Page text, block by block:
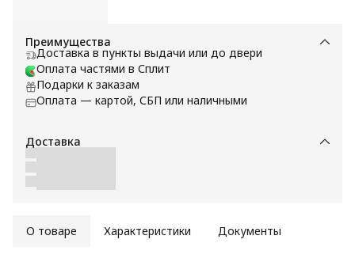
Преимущества
Доставка в пункты выдачи или до двери
Оплата частями в Сплит
Подарки к заказам
Оплата — картой, СБП или наличными
Доставка
О товаре Характеристики Документы